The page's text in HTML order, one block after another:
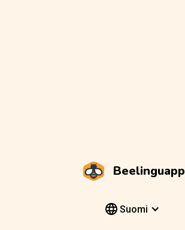
Beelinguapp
Suomi